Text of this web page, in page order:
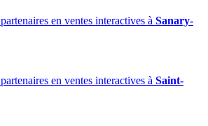
en ventes interactives à Sanary-
en ventes interactives à Saint-